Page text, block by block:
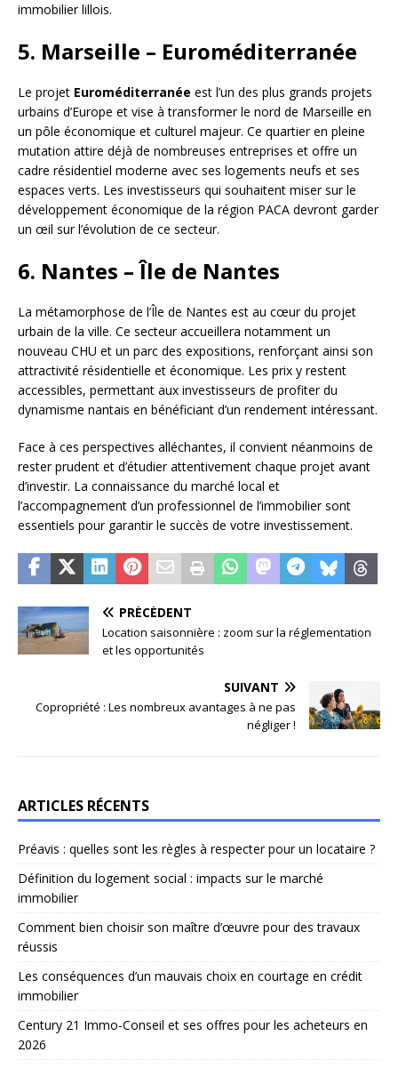
immobilier lillois.
5. Marseille – Euroméditerranée
Le projet Euroméditerranée est l’un des plus grands projets
urbains d’Europe et vise à transformer le nord de Marseille en
un pôle économique et culturel majeur. Ce quartier en pleine
mutation attire déjà de nombreuses entreprises et offre un
cadre résidentiel moderne avec ses logements neufs et ses
espaces verts. Les investisseurs qui souhaitent miser sur le
développement économique de la région PACA devront garder
un œil sur l’évolution de ce secteur.
6. Nantes – Île de Nantes
La métamorphose de l’Île de Nantes est au cœur du projet
urbain de la ville. Ce secteur accueillera notamment un
nouveau CHU et un parc des expositions, renforçant ainsi son
attractivité résidentielle et économique. Les prix y restent
accessibles, permettant aux investisseurs de profiter du
dynamisme nantais en bénéficiant d’un rendement intéressant.
Face à ces perspectives alléchantes, il convient néanmoins de
rester prudent et d’étudier attentivement chaque projet avant
d’investir. La connaissance du marché local et
l’accompagnement d’un professionnel de l’immobilier sont
essentiels pour garantir le succès de votre investissement.
PRÉCÉDENT
Location saisonnière : zoom sur la réglementation
et les opportunités
SUIVANT
Copropriété : Les nombreux avantages à ne pas
négliger !
ARTICLES RÉCENTS
Préavis : quelles sont les règles à respecter pour un locataire ?
Définition du logement social : impacts sur le marché
immobilier
Comment bien choisir son maître d’œuvre pour des travaux
réussis
Les conséquences d’un mauvais choix en courtage en crédit
immobilier
Century 21 Immo-Conseil et ses offres pour les acheteurs en
2026